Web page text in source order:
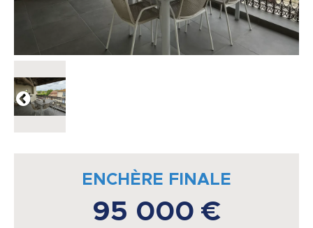
ENCHÈRE FINALE
95 000 €